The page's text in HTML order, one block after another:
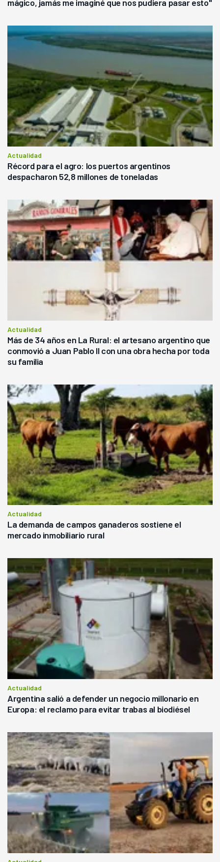
mágico, jamás me imaginé que nos pudiera pasar esto"
Actualidad
Récord para el agro: los puertos argentinos
despacharon 52,8 millones de toneladas
Actualidad
Más de 34 años en La Rural: el artesano argentino que
conmovió a Juan Pablo II con una obra hecha por toda
su familia
Actualidad
La demanda de campos ganaderos sostiene el
mercado inmobiliario rural
Actualidad
Argentina salió a defender un negocio millonario en
Europa: el reclamo para evitar trabas al biodiésel